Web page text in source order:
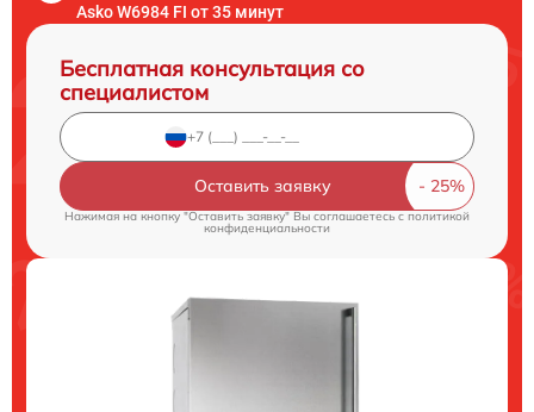
Asko W6984 FI от 35 минут
Бесплатная консультация со
специалистом
Оставить заявку
Нажимая на кнопку "Оставить заявку" Вы соглашаетесь cполитикой
конфиденциальности